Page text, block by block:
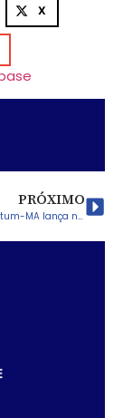
X
PRÓXIMO
SINDSERT de Tuntum-MA lança nota de repúdio contra a gestão municipal que NÃO pagou os salários de dezembro de 2018